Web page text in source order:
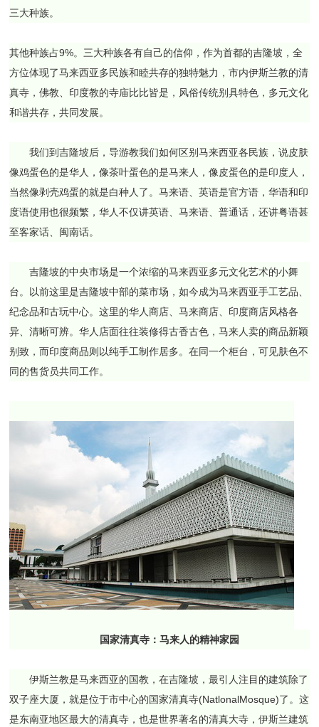
三大种族。
其他种族占9%。三大种族各有自己的信仰，作为首都的吉隆坡，全
方位体现了马来西亚多民族和睦共存的独特魅力，市内伊斯兰教的清
真寺，佛教、印度教的寺庙比比皆是，风俗传统别具特色，多元文化
和谐共存，共同发展。
我们到吉隆坡后，导游教我们如何区别马来西亚各民族，说皮肤
像鸡蛋色的是华人，像茶叶蛋色的是马来人，像皮蛋色的是印度人，
当然像剥壳鸡蛋的就是白种人了。马来语、英语是官方语，华语和印
度语使用也很频繁，华人不仅讲英语、马来语、普通话，还讲粤语甚
至客家话、闽南话。
吉隆坡的中央市场是一个浓缩的马来西亚多元文化艺术的小舞
台。以前这里是吉隆坡中部的菜市场，如今成为马来西亚手工艺品、
纪念品和古玩中心。这里的华人商店、马来商店、印度商店风格各
异、清晰可辨。华人店面往往装修得古香古色，马来人卖的商品新颖
别致，而印度商品则以纯手工制作居多。在同一个柜台，可见肤色不
同的售货员共同工作。
国家清真寺：马来人的精神家园
伊斯兰教是马来西亚的国教，在吉隆坡，最引人注目的建筑除了
双子座大厦，就是位于市中心的国家清真寺(NatlonalMosque)了。这
是东南亚地区最大的清真寺，也是世界著名的清真大寺，伊斯兰建筑